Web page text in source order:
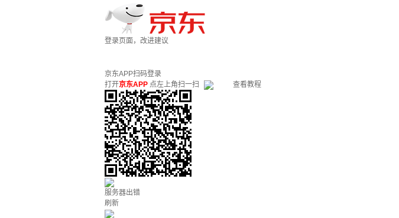
登录页面，改进建议
京东APP扫码登录
打开京东APP 点左上角扫一扫 查看教程
服务器出错
刷新